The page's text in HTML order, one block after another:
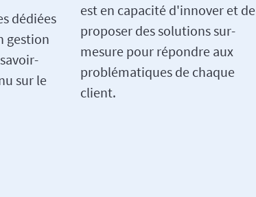
dédiées
gestion
sur le
est en capacité d'innover et de
proposer des solutions sur-
mesure pour répondre aux
problématiques de chaque
client.